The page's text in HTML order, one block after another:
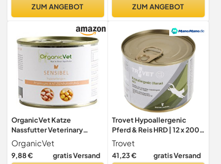
Katzenfutter Super
ZUM ANGEBOT ZUM ANGEBOT
OrganicVet Katze
Nassfutter Veterinary
Sensibel, 6er Pack (6 x 200
g)
OrganicVet
9,88 € gratis Versand
Trovet Hypoallergenic
Pferd & Reis HRD | 12 x 200 g
| Diät-Alleinfuttermittel für
Katzen mit
Futtermittelunverträglichk
Trovet
41,23 € gratis Versand